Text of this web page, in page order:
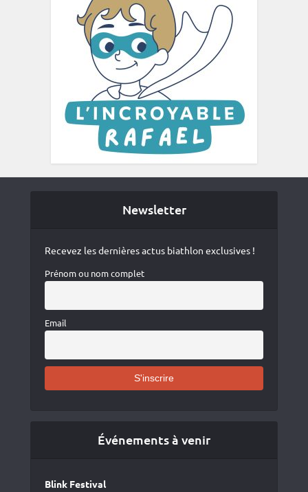
Newsletter
Recevez les dernières actus biathlon exclusives !
Prénom ou nom complet
Email
Événements à venir
Blink Festival